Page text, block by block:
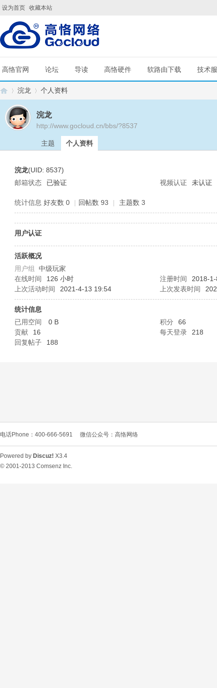
设为首页 收藏本站
高恪官网 论坛 导读 高恪硬件 软路由下载 技术
L
浣龙 个人资料
浣龙
http://www.gocloud.cn/bbs/?8537
主题 个人资料
浣龙(UID: 8537)
邮箱状态
已验证 视频认证 未认证
统计信息 好友数 0 | 回帖数 93 | 主题数 3
用户认证
活跃概况
用户组 中级玩家
在线时间
126 小时 注册时间
2018-
上次活动时间
2021-4-13 19:54 上次发表时间
统计信息
已用空间
0 B 积分
66
贡献
16 每天登录
218
回复帖子
188
电话Phone：400-666-5691 微信公众号：高恪网络
Powered by Discuz! X3.4
© 2001-2013 Comsenz Inc.